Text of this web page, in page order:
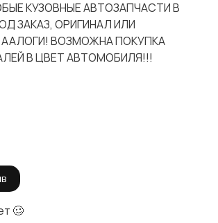
КУЗОВНЫЕ АВТОЗАПЧАСТИ В
ЗАКАЗ, ОРИГИНАЛ ИЛИ
ВОЗМОЖНА ПОКУПКА
В ЦВЕТ АВТОМОБИЛЯ!!!
🥴